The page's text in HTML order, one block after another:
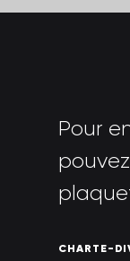
Pour e
pouvez
p laque
CHARTE-